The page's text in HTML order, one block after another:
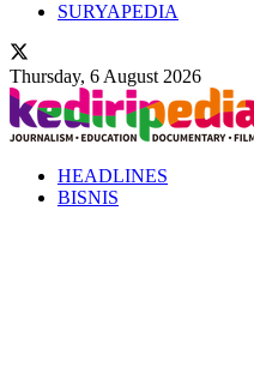
SURYAPEDIA
Thursday, 6 August 2026
HEADLINES
BISNIS